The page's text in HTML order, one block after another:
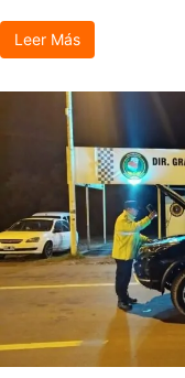
Leer Más